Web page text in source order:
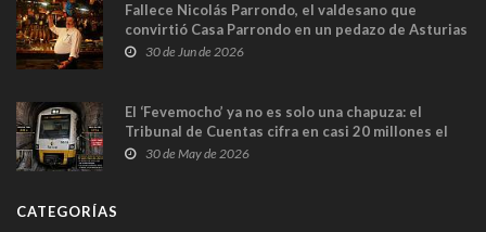
Fallece Nicolás Parrondo, el valdesano que
convirtió Casa Parrondo en un pedazo de Asturias
en Madrid
30 de Jun de 2026
El ‘Fevemocho’ ya no es solo una chapuza: el
Tribunal de Cuentas cifra en casi 20 millones el
sobrecoste de los trenes que no cabían por los
30 de May de 2026
CATEGORÍAS